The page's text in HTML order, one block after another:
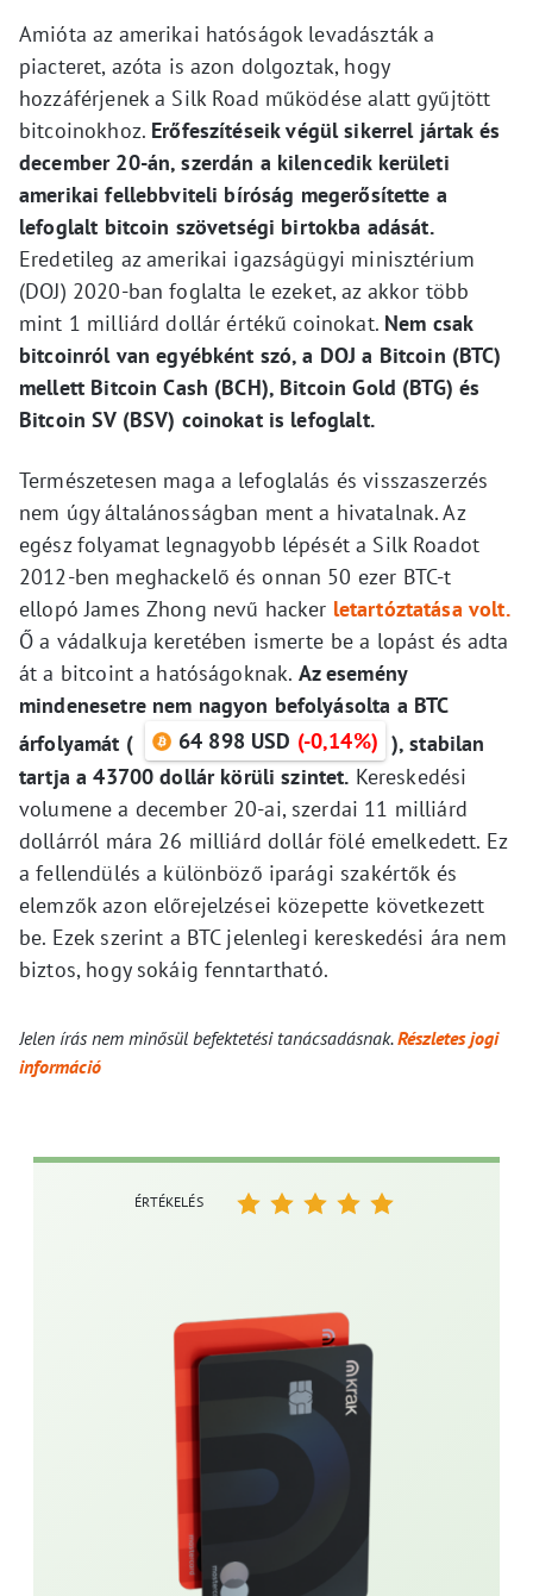
Amióta az amerikai hatóságok levadászták a
piacteret, azóta is azon dolgoztak, hogy
hozzáférjenek a Silk Road működése alatt gyűjtött
bitcoinokhoz. Erőfeszítéseik végül sikerrel jártak és
december 20-án, szerdán a kilencedik kerületi
amerikai fellebbviteli bíróság megerősítette a
lefoglalt bitcoin szövetségi birtokba adását.
Eredetileg az amerikai igazságügyi minisztérium
(DOJ) 2020-ban foglalta le ezeket, az akkor több
mint 1 milliárd dollár értékű coinokat. Nem csak
bitcoinról van egyébként szó, a DOJ a Bitcoin (BTC)
mellett Bitcoin Cash (BCH), Bitcoin Gold (BTG) és
Bitcoin SV (BSV) coinokat is lefoglalt.
Természetesen maga a lefoglalás és visszaszerzés
nem úgy általánosságban ment a hivatalnak. Az
egész folyamat legnagyobb lépését a Silk Roadot
2012-ben meghackelő és onnan 50 ezer BTC-t
ellopó James Zhong nevű hacker letartóztatása volt.
Ő a vádalkuja keretében ismerte be a lopást és adta
át a bitcoint a hatóságoknak. Az esemény
mindenesetre nem nagyon befolyásolta a BTC
árfolyamát (
64 898 USD (-0,14%) ), stabilan
tartja a 43700 dollár körüli szintet. Kereskedési
volumene a december 20-ai, szerdai 11 milliárd
dollárról mára 26 milliárd dollár fölé emelkedett. Ez
a fellendülés a különböző iparági szakértők és
elemzők azon előrejelzései közepette következett
be. Ezek szerint a BTC jelenlegi kereskedési ára nem
biztos, hogy sokáig fenntartható.
Jelen írás nem minősül befektetési tanácsadásnak.Részletes jogi
információ
ÉRTÉKELÉS